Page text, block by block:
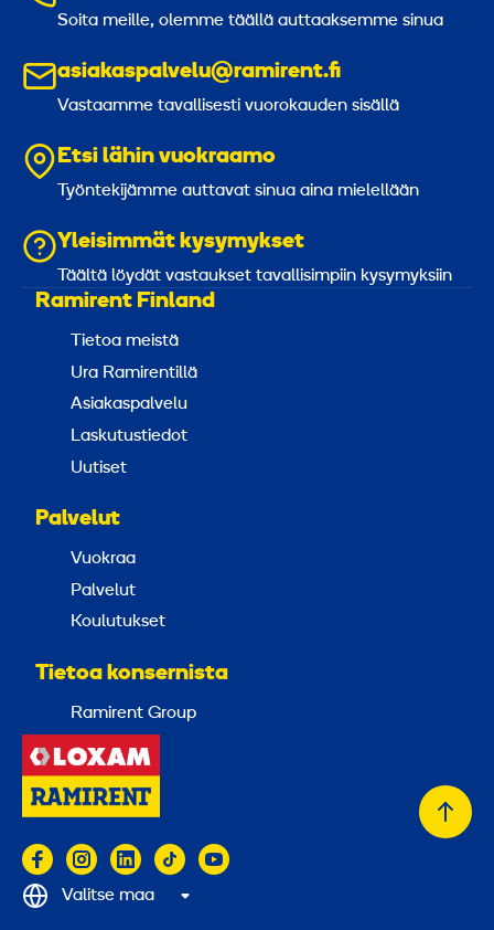
Soita meille, olemme täällä auttaaksemme sinua
asiakaspalvelu@ramirent.fi
Vastaamme tavallisesti vuorokauden sisällä
Etsi lähin vuokraamo
Työntekijämme auttavat sinua aina mielellään
Yleisimmät kysymykset
Täältä löydät vastaukset tavallisimpiin kysymyksiin
Ramirent Finland
Tietoa meistä
Ura Ramirentillä
Asiakaspalvelu
Laskutustiedot
Uutiset
Palvelut
Vuokraa
Palvelut
Koulutukset
Tietoa konsernista
Ramirent Group
Valitse maa